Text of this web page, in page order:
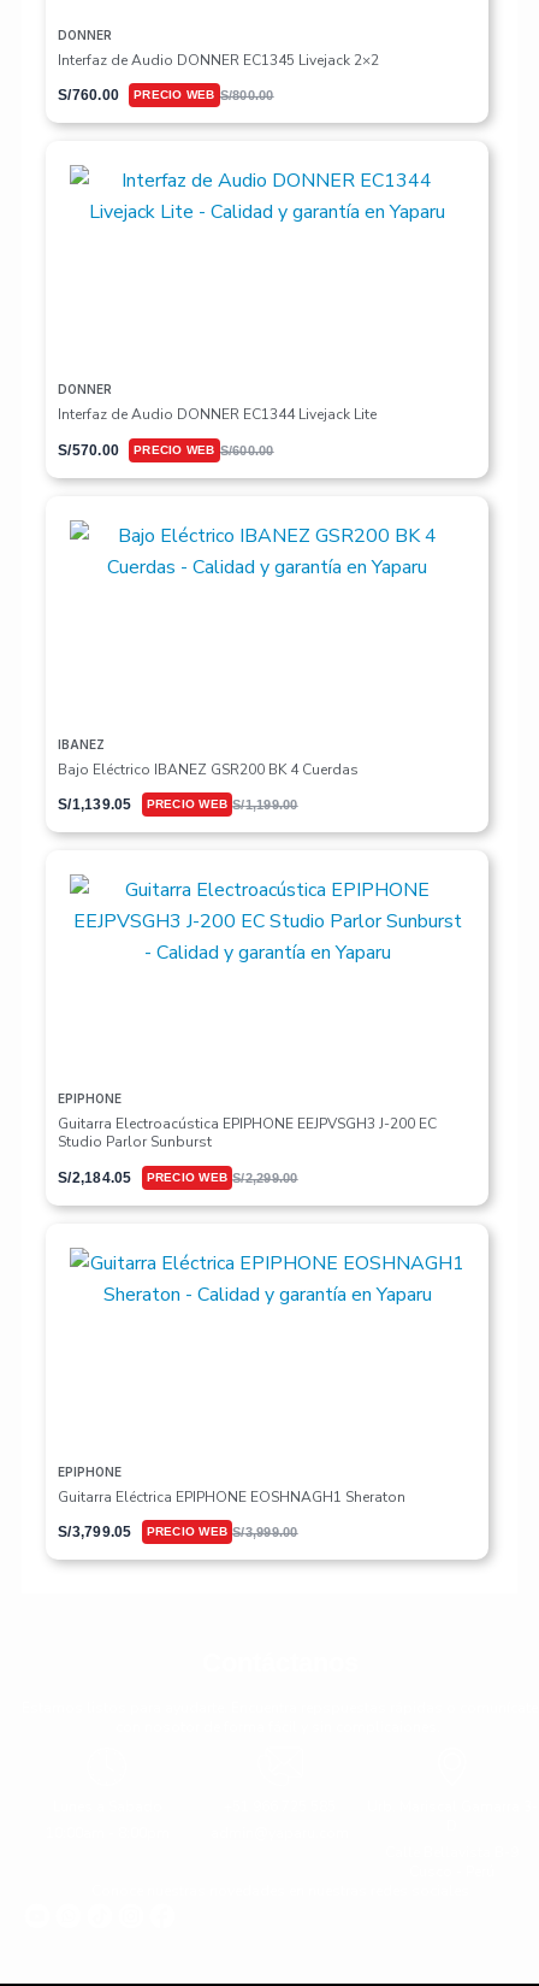
DONNER
Interfaz de Audio DONNER EC1345 Livejack 2×2
S/800.00
S/760.00
DONNER
Interfaz de Audio DONNER EC1344 Livejack Lite
S/600.00
S/570.00
IBANEZ
Bajo Eléctrico IBANEZ GSR200 BK 4 Cuerdas
S/1,199.00
S/1,139.05
EPIPHONE
Guitarra Electroacústica EPIPHONE EEJPVSGH3 J-200 EC
Studio Parlor Sunburst
S/2,299.00
S/2,184.05
EPIPHONE
Guitarra Eléctrica EPIPHONE EOSHNAGH1 Sheraton
S/3,999.00
S/3,799.05